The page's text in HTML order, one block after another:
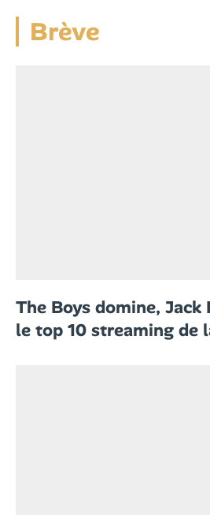
Brève
The Boys domine, Jack
le top 10 streaming de